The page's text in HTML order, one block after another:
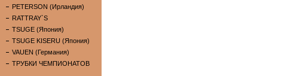
PETERSON (Ирландия)
RATTRAY`S
TSUGE (Япония)
TSUGE KISERU (Япония)
VAUEN (Германия)
ТРУБКИ ЧЕМПИОНАТОВ